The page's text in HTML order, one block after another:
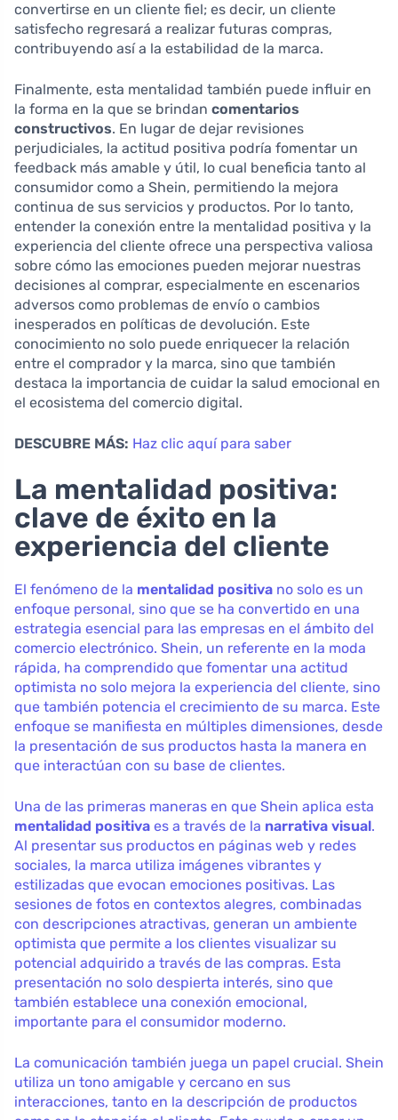
convertirse en un cliente fiel; es decir, un cliente
satisfecho regresará a realizar futuras compras,
contribuyendo así a la estabilidad de la marca.
Finalmente, esta mentalidad también puede influir en
la forma en la que se brindan comentarios
constructivos. En lugar de dejar revisiones
perjudiciales, la actitud positiva podría fomentar un
feedback más amable y útil, lo cual beneficia tanto al
consumidor como a Shein, permitiendo la mejora
continua de sus servicios y productos. Por lo tanto,
entender la conexión entre la mentalidad positiva y la
experiencia del cliente ofrece una perspectiva valiosa
sobre cómo las emociones pueden mejorar nuestras
decisiones al comprar, especialmente en escenarios
adversos como problemas de envío o cambios
inesperados en políticas de devolución. Este
conocimiento no solo puede enriquecer la relación
entre el comprador y la marca, sino que también
destaca la importancia de cuidar la salud emocional en
el ecosistema del comercio digital.
DESCUBRE MÁS: Haz clic aquí para saber
La mentalidad positiva:
clave de éxito en la
experiencia del cliente
El fenómeno de la mentalidad positiva no solo es un
enfoque personal, sino que se ha convertido en una
estrategia esencial para las empresas en el ámbito del
comercio electrónico. Shein, un referente en la moda
rápida, ha comprendido que fomentar una actitud
optimista no solo mejora la experiencia del cliente, sino
que también potencia el crecimiento de su marca. Este
enfoque se manifiesta en múltiples dimensiones, desde
la presentación de sus productos hasta la manera en
que interactúan con su base de clientes.
Una de las primeras maneras en que Shein aplica esta
mentalidad positiva es a través de la narrativa visual.
Al presentar sus productos en páginas web y redes
sociales, la marca utiliza imágenes vibrantes y
estilizadas que evocan emociones positivas. Las
sesiones de fotos en contextos alegres, combinadas
con descripciones atractivas, generan un ambiente
optimista que permite a los clientes visualizar su
potencial adquirido a través de las compras. Esta
presentación no solo despierta interés, sino que
también establece una conexión emocional,
importante para el consumidor moderno.
La comunicación también juega un papel crucial. Shein
utiliza un tono amigable y cercano en sus
interacciones, tanto en la descripción de productos